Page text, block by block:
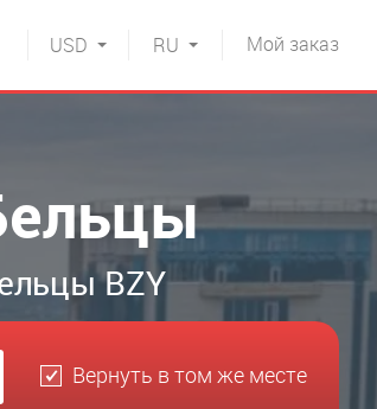
Мой заказ
RU
USD
BZY
Вернуть в том же месте